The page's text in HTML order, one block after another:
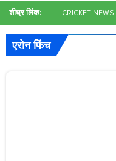
शीघ्र लिंक: CRICKET NEWS
एरोन फिंच